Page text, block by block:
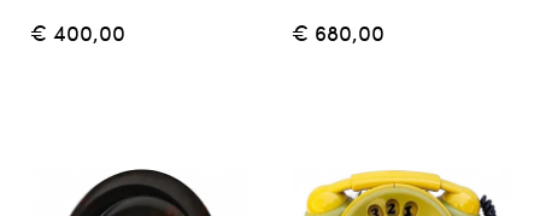
€ 400,00 € 680,00